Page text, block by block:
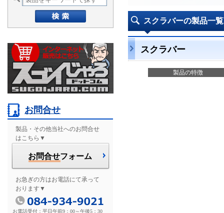
スクラバーの製品一
スクラバー
製品の特徴
お問合せ
製品・その他当社へのお問合せ
はこちら▼
お問合せフォーム
お急ぎの方はお電話にて承って
おります▼
お電話受付：平日午前9：00～午後5：30